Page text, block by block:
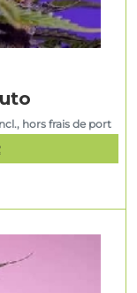
hors frais de port